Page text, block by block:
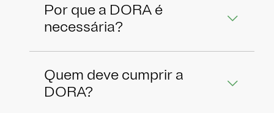
Por que a DORA é
necessária?
Quem deve cumprir a
DORA?